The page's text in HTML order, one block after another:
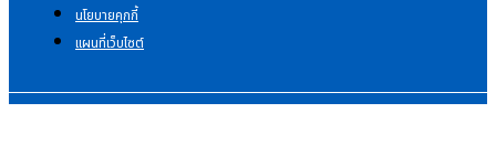
นโยบายคุกกี้
แผนที่เว็บไซต์